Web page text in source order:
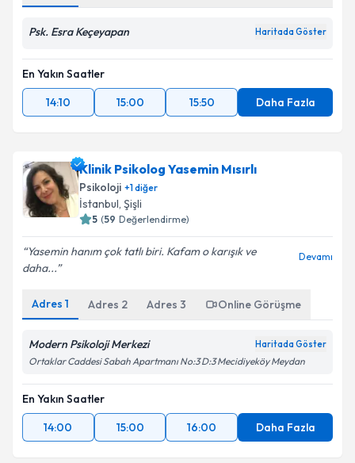
Psk. Esra Keçeyapan Haritada Göster
En Yakın Saatler
14:10
15:00 15:50 Daha Fazla
Klinik Psikolog Yasemin Mısırlı
Psikoloji +1diğer
İstanbul, Şişli
5 (59 Değerlendirme)
Yasemin hanım çok tatlı biri. Kafam o karışık ve
daha...
Devamı
Adres 1 Adres 2 Adres 3 Online Görüşme
Modern Psikoloji Merkezi Haritada Göster
Ortaklar Caddesi Sabah Apartmanı No:3 D:3 Mecidiyeköy Meydan
En Yakın Saatler
14:00
15:00 16:00 Daha Fazla